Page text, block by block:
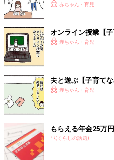
赤ちゃん・育児
オンライン授業【
赤ちゃん・育児
夫と遊ぶ【子育て
赤ちゃん・育児
もらえる年金25万
PR(くらしの話題)